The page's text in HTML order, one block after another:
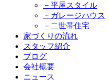
－平屋スタイル
－ガレージハウス
－二世帯住宅
家づくりの流れ
スタッフ紹介
ブログ
会社概要
ニュース